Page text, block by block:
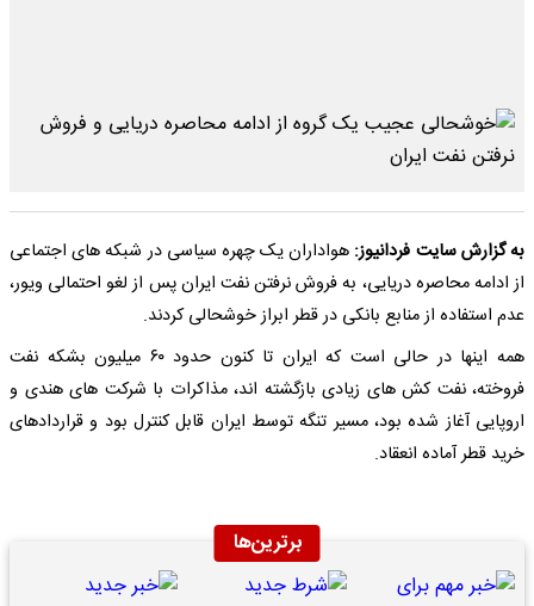
به گزارش سایت فردانیوز: هواداران یک چهره سیاسی در شبکه های اجتماعی
از ادامه محاصره دریایی، به فروش نرفتن نفت ایران پس از لغو احتمالی ویور،
عدم استفاده از منابع بانکی در قطر ابراز خوشحالی کردند.
همه اینها در حالی است که ایران تا کنون حدود ۶۰ میلیون بشکه نفت
فروخته، نفت کش های زیادی بازگشته اند، مذاکرات با شرکت های هندی و
اروپایی آغاز شده بود، مسیر تنگه توسط ایران قابل کنترل بود و قراردادهای
خرید قطر آماده انعقاد.
برترین‌ها